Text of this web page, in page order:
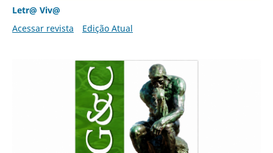
Letr@ Viv@
Acessar revista
Edição Atual